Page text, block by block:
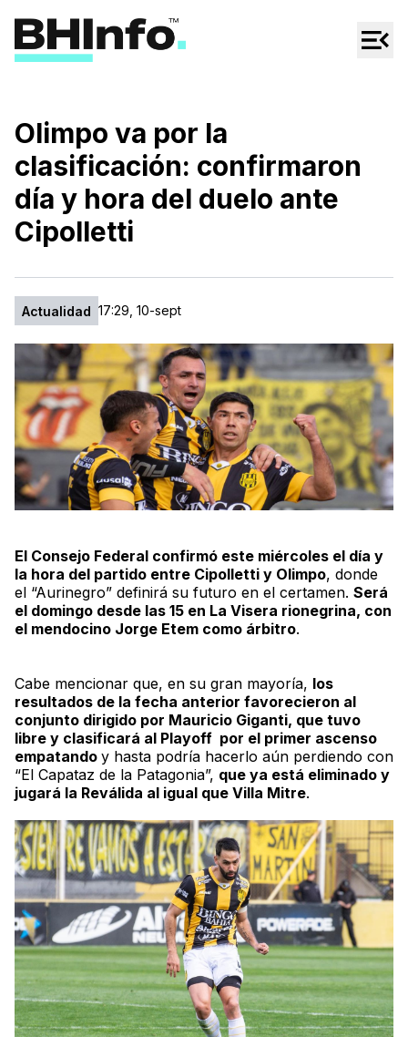
Regionales
Espectáculos
Tecno
Olimpo va por la
clasificación: confirmaron
día y hora del duelo ante
Cipolletti
Actualidad 17:29, 10-sept
El Consejo Federal confirmó este miércoles el día y
la hora del partido entre Cipolletti y Olimpo, donde
el “Aurinegro” definirá su futuro en el certamen. Será
el domingo desde las 15 en La Visera rionegrina, con
el mendocino Jorge Etem como árbitro.
Cabe mencionar que, en su gran mayoría, los
resultados de la fecha anterior favorecieron al
conjunto dirigido por Mauricio Giganti, que tuvo
libre y clasificará al Playoff por el primer ascenso
empatando y hasta podría hacerlo aún perdiendo con
“El Capataz de la Patagonia”, que ya está eliminado y
jugará la Reválida al igual que Villa Mitre.